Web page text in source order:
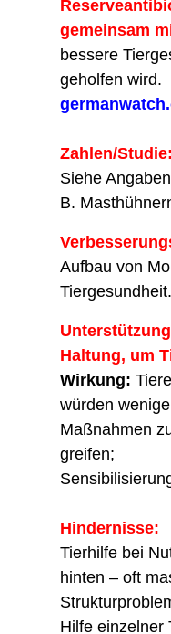
gemeinsam
bessere
geholfen wird.
Zahlen/Studie:
Siehe
B.
Aufbau von
Tiergesundheit.
Haltung, um
Wirkung:
würden
Maßnahmen
greifen;
Hindernisse:
Tierhilfe bei
hinten – oft
Hilfe einzelner